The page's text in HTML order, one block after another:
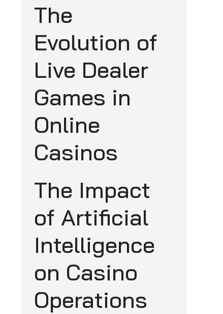
The
Evolution of
Live Dealer
Games in
Online
Casinos
The Impact
of Artificial
Intelligence
on Casino
Operations